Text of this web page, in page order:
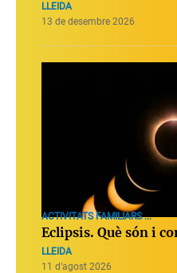
LLEIDA
13 de desembre 2026
ACTIVITATS FAMILIARS ...
Eclipsis. Què són i
LLEIDA
11 d’agost 2026